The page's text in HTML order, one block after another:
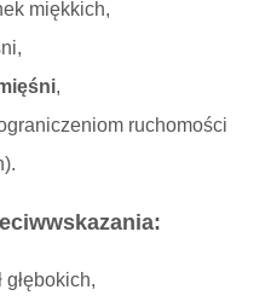
miękkich,
,
ruchomości